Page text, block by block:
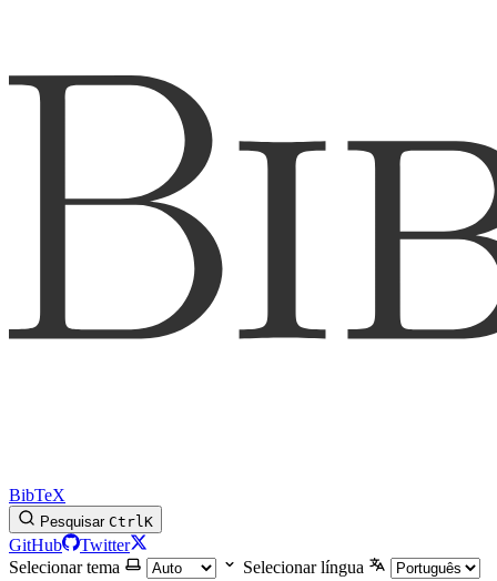
BibTeX
Pesquisar CtrlK
GitHub
Twitter
Selecionar tema
Selecionar língua